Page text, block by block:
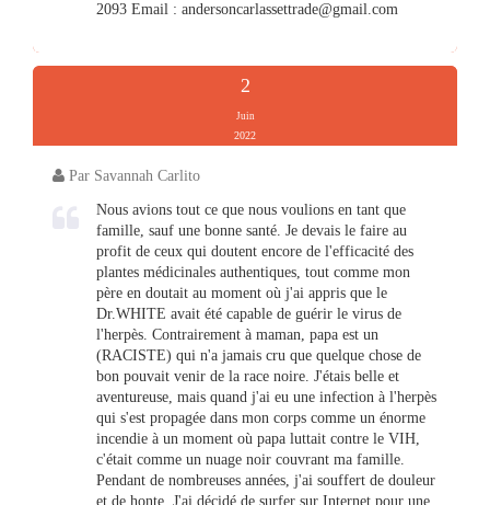
2093 Email : andersoncarlassettrade@gmail.com
2
Juin
2022
Par Savannah Carlito
Nous avions tout ce que nous voulions en tant que
famille, sauf une bonne santé. Je devais le faire au
profit de ceux qui doutent encore de l'efficacité des
plantes médicinales authentiques, tout comme mon
père en doutait au moment où j'ai appris que le
Dr.WHITE avait été capable de guérir le virus de
l'herpès. Contrairement à maman, papa est un
(RACISTE) qui n'a jamais cru que quelque chose de
bon pouvait venir de la race noire. J'étais belle et
aventureuse, mais quand j'ai eu une infection à l'herpès
qui s'est propagée dans mon corps comme un énorme
incendie à un moment où papa luttait contre le VIH,
c'était comme un nuage noir couvrant ma famille.
Pendant de nombreuses années, j'ai souffert de douleur
et de honte. J'ai décidé de surfer sur Internet pour une